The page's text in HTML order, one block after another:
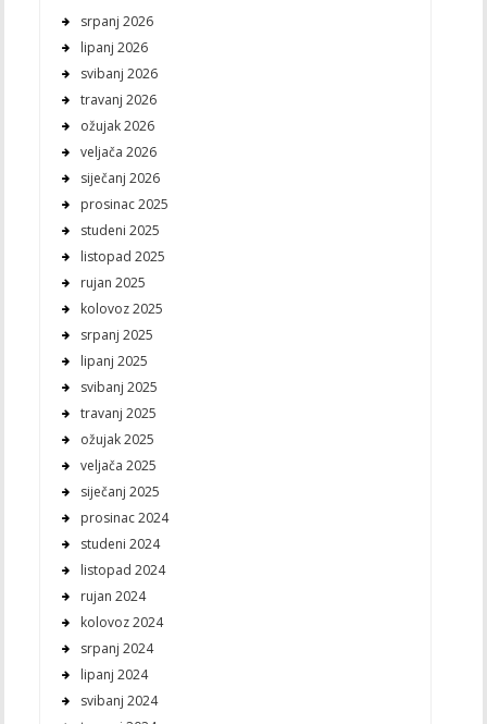
srpanj 2026
lipanj 2026
svibanj 2026
travanj 2026
ožujak 2026
veljača 2026
siječanj 2026
prosinac 2025
studeni 2025
listopad 2025
rujan 2025
kolovoz 2025
srpanj 2025
lipanj 2025
svibanj 2025
travanj 2025
ožujak 2025
veljača 2025
siječanj 2025
prosinac 2024
studeni 2024
listopad 2024
rujan 2024
kolovoz 2024
srpanj 2024
lipanj 2024
svibanj 2024